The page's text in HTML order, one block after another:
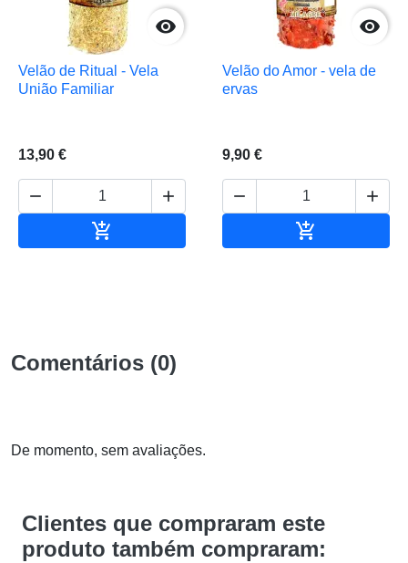

Velão de Ritual - Vela
União Familiar
13,90 €
 


Velão do Amor - vela de
ervas
9,90 €
 

Comentários (0)
De momento, sem avaliações.
Clientes que compraram este
produto também compraram: